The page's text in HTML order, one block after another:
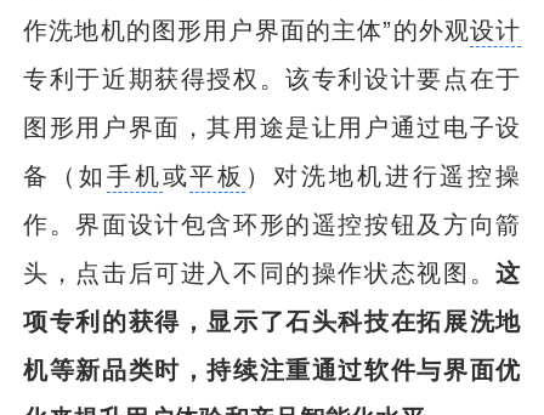
作洗地机的图形用户界面的主体”的外观设计
专利于近期获得授权。该专利设计要点在于
图形用户界面，其用途是让用户通过电子设
备（如手机或平板 ）对洗地机进行遥控操
作。界面设计包含环形的遥控按钮及方向箭
头，点击后可进入不同的操作状态视图。这
项专利的获得，显示了石头科技在拓展洗地
机等新品类时，持续注重通过软件与界面优